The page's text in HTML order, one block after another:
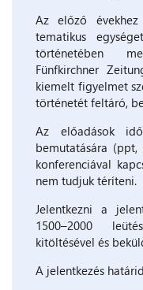
Az előző
tematikus
történetében
Fünfkirchner
kiemelt figyelmet
történetét feltáró,
Az előadások
bemutatására
konferenciával
nem tudjuk téríteni.
Jelentkezni a
1500–2000
kitöltésével és
A jelentkezés